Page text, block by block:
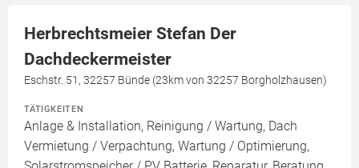
Herbrechtsmeier Stefan Der
Dachdeckermeister
Eschstr. 51, 32257 Bünde (23km von 32257 Borgholzhausen)
TÄTIGKEITEN
Anlage & Installation, Reinigung / Wartung, Dach
Vermietung / Verpachtung, Wartung / Optimierung,